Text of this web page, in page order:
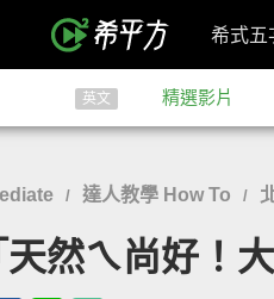
希式五
英文 精選影片
/ 達人教學 How To /
天然ㄟ尚好！